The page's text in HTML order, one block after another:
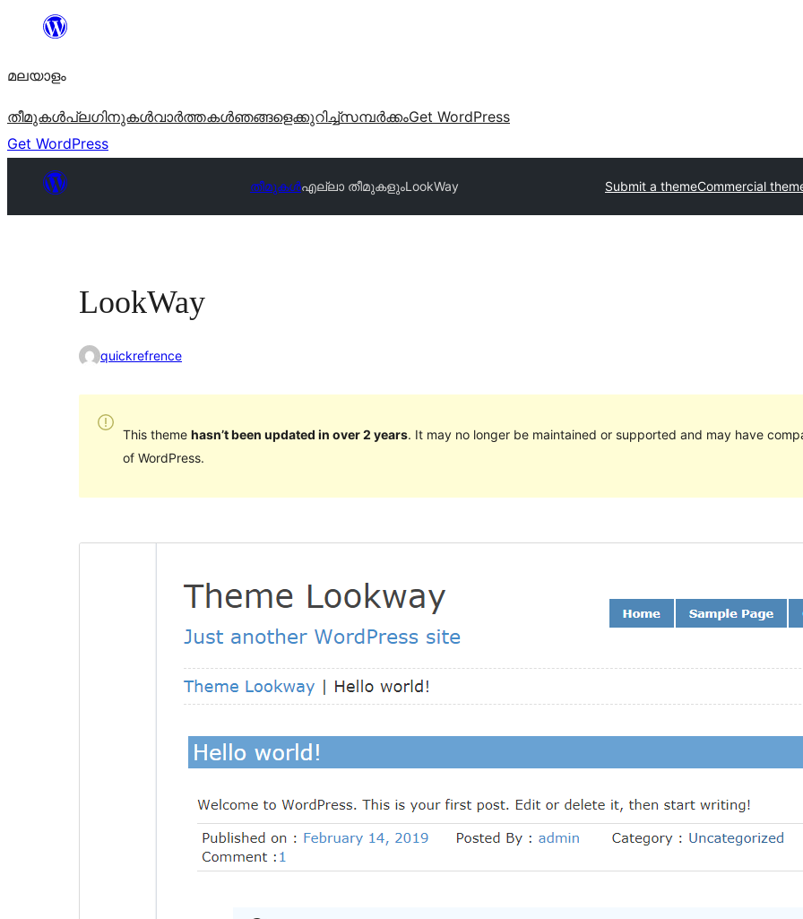
ഉള്ളടക്കത്തിലേക്ക്
മലയാളം
തീമുകൾപ്ലഗിനുകൾവാര്‍ത്തകള്‍ഞങ്ങളെക്കുറിച്ച്സമ്പര്‍ക്കംGet WordPress
Get WordPress
തീമുകൾഎല്ലാ തീമുകളുംLookWay Submit a themeCommercial
LookWay
quickrefrence
This theme hasn’t been updated in over 2 years. It may no longer be maintained or supported and may have
of WordPress.